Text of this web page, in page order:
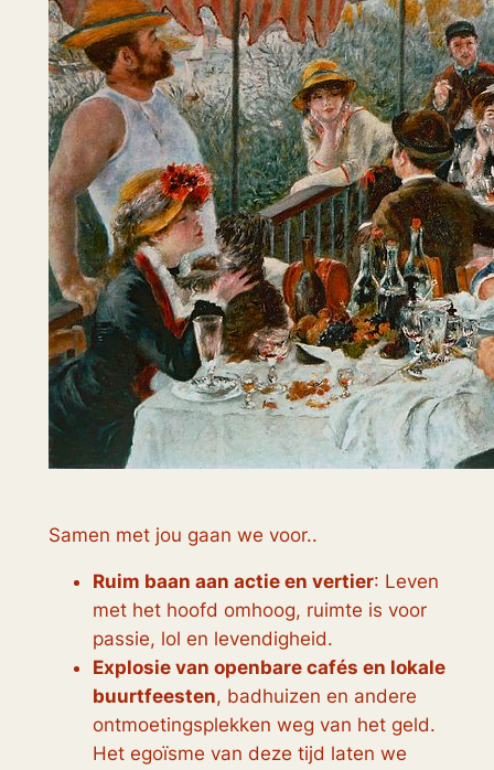
Samen met jou gaan we voor..
Ruim baan aan actie en vertier: Leven
met het hoofd omhoog, ruimte is voor
passie, lol en levendigheid.
Explosie van openbare cafés en lokale
buurtfeesten, badhuizen en andere
ontmoetingsplekken weg van het geld.
Het egoïsme van deze tijd laten we